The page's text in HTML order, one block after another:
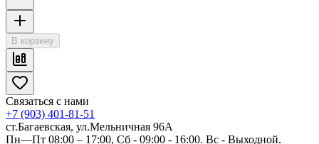
В корзину
Связаться с нами
+7 (903) 401-81-51
ст.Багаевская, ул.Мельничная 96А
Пн—Пт 08:00 – 17:00, Сб - 09:00 - 16:00. Вс - Выходной.